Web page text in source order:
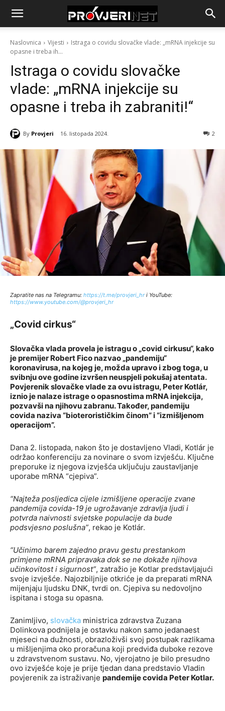
Naslovnica Vijesti
Istraga o covidu slovačke vlade: „mRNA injekcije su
opasne i treba ih...
Istraga o covidu slovačke
vlade: „mRNA injekcije su
opasne i treba ih zabraniti!“
By Provjeri 16. listopada 2024. 2
Zapratite nas na Telegramu: https://t.me/provjeri_hri YouTube:
https://www.youtube.com/@provjeri_hr
„Covid cirkus“
Slovačka vlada provela je istragu o „covid cirkusu“, kako
je premijer Robert Fico nazvao „pandemiju“
koronavirusa, na kojeg je, možda upravo i zbog toga, u
svibnju ove godine izvršen neuspjeli pokušaj atentata.
Povjerenik slovačke vlade za ovu istragu, Peter Kotlár,
iznio je nalaze istrage o opasnostima mRNA injekcija,
pozvavši na njihovu zabranu. Također, pandemiju
covida naziva “bioterorističkim činom” i “izmišljenom
operacijom”.
Dana 2. listopada, nakon što je dostavljeno Vladi, Kotlár je
održao konferenciju za novinare o svom izvješću. Ključne
preporuke iz njegova izvješća uključuju zaustavljanje
uporabe mRNA “cjepiva”.
“Najteža posljedica cijele izmišljene operacije zvane
pandemija covida-19 je ugrožavanje zdravlja ljudi i
potvrda naivnosti svjetske populacije da bude
podsvjesno poslušna”, rekao je Kotlár.
“Učinimo barem zajedno pravu gestu prestankom
primjene mRNA pripravaka dok se ne dokaže njihova
učinkovitost i sigurnost”, zatražio je Kotlar predstavljajući
svoje izvješće. Najozbiljnije otkriće je da preparati mRNA
mijenjaju ljudsku DNK, tvrdi on. Cjepiva su nedovoljno
ispitana i stoga su opasna.
Zanimljivo, slovačka ministrica zdravstva Zuzana
Dolinkova podnijela je ostavku nakon samo jedanaest
mjeseci na dužnosti, obrazloživši svoj postupak razlikama
u mišljenjima oko proračuna koji predviđa duboke rezove
u zdravstvenom sustavu. No, vjerojatno je bilo presudno
ovo izvješće koje je prije tjedan dana predstavio Vladin
povjerenik za istraživanje pandemije covida Peter Kotlar.